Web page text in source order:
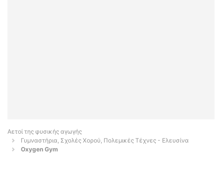
Αετοί της φυσικής αγωγής
Γυμναστήρια, Σχολές Χορού, Πολεμικές Τέχνες - Ελευσίνα
Oxygen Gym